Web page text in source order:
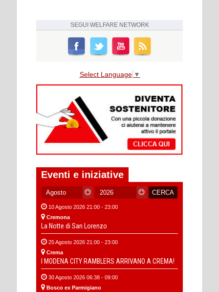
SEGUI WELFARE NETWORK
Select Language ▼
Eventi e iniziative
10 Agosto 2026 21:00 - 23:00
Cremona
La Notte di San Lorenzo
25 Agosto 2026 21:00 - 23:00
Crema
I MODENA CITY RAMBLERS ARRIVANO A CREMA!
30 Agosto 2026 06:38 - 09:00
Bosco ex Parmigiano